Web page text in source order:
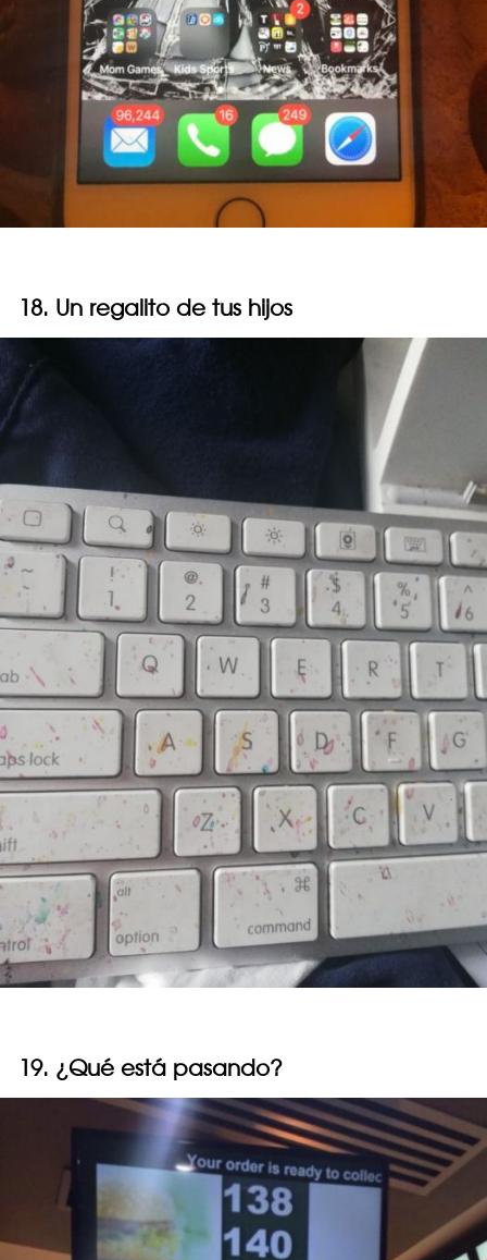
18. Un regalito de tus hijos
19. ¿Qué está pasando?